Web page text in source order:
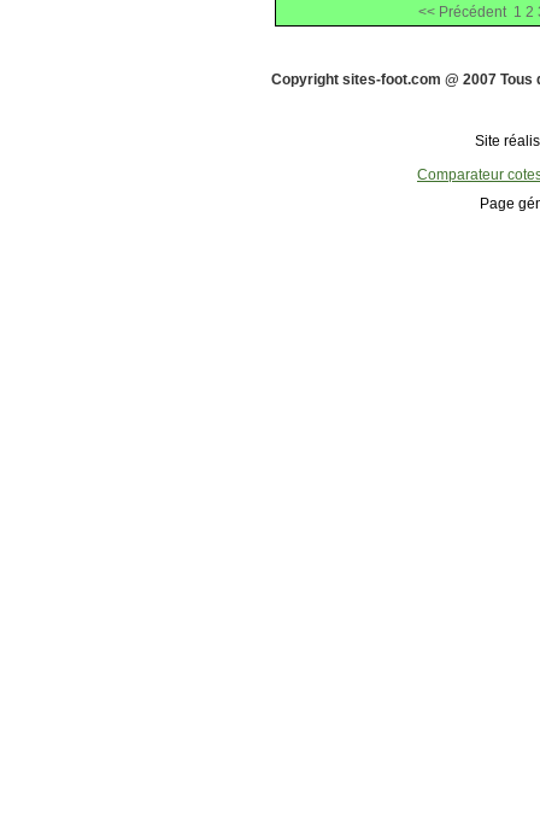
<< Précédent 1 2
Copyright sites-foot.com @ 2007
Site
Comparateur
Page